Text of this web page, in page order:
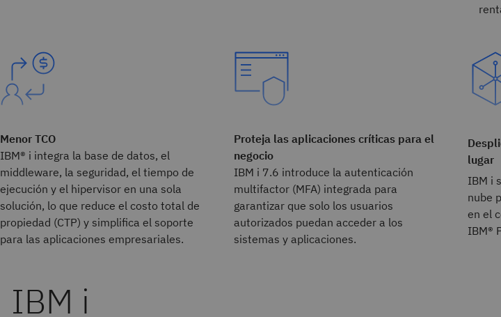
Menor TCO
IBM® i integra la base de datos, el
middleware, la seguridad, el tiempo de
ejecución y el hipervisor en una sola
solución, lo que reduce el costo total de
propiedad (CTP) y simplifica el soporte
para las aplicaciones empresariales.
Proteja las aplicaciones críticas para el
negocio
IBM i 7.6 introduce la autenticación
multifactor (MFA) integrada para
garantizar que solo los usuarios
autorizados puedan acceder a los
sistemas y aplicaciones.
lugar
IBM i
nube
en el
IBM®